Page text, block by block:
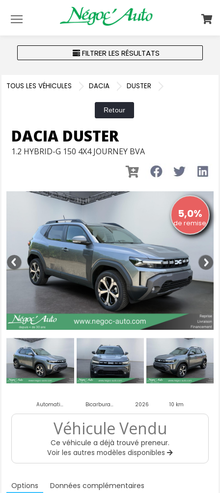
FILTRER LES RÉSULTATS
TOUS LES VÉHICULES DACIA DUSTER
DACIA DUSTER
1.2 HYBRID-G 150 4X4 JOURNEY BVA
5,0%
de remise
Automatique Bicarburation essence gpl 2026 10 km
Véhicule Vendu
Ce véhicule a déjà trouvé preneur.
Voir les autres modèles disponibles
Options Données complémentaires